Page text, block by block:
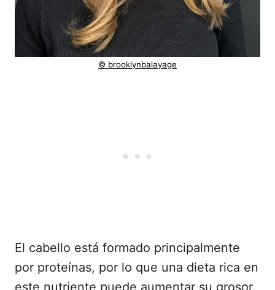
© brooklynbalayage
El cabello está formado principalmente
por proteínas, por lo que una dieta rica en